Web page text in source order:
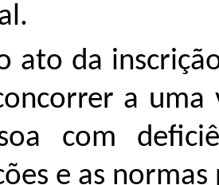
ato da
a uma
com
e as